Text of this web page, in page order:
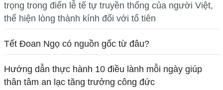
trọng trong điển lễ tế tự truyền thống của người Việt,
thể hiện lòng thành kính đối với tổ tiên
Tết Đoan Ngọ có nguồn gốc từ đâu?
Hướng dẫn thực hành 10 điều lành mỗi ngày giúp
thân tâm an lạc tăng trưởng công đức